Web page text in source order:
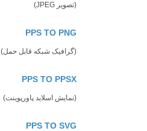
(تصویر JPEG)
PPS TO PNG
(گرافیک شبکه قابل حمل)
PPS TO PPSX
(نمایش اسلاید پاورپوینت)
PPS TO SVG